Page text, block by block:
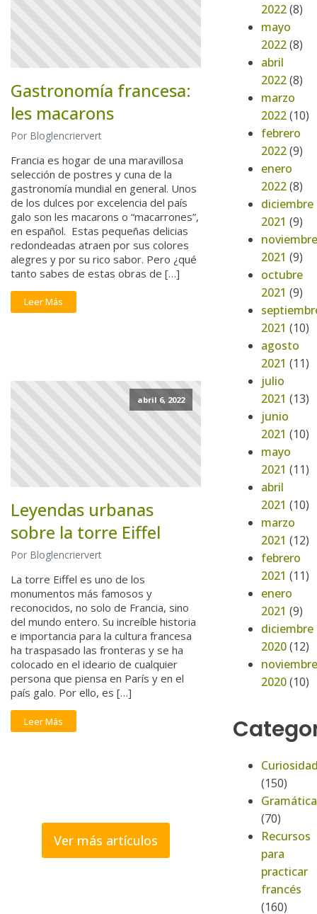
Gastronomía francesa:
les macarons
Por Bloglencriervert
Francia es hogar de una maravillosa
selección de postres y cuna de la
gastronomía mundial en general. Unos
de los dulces por excelencia del país
galo son les macarons o “macarrones”,
en español. Estas pequeñas delicias
redondeadas atraen por sus colores
alegres y por su rico sabor. Pero ¿qué
tanto sabes de estas obras de […]
Leer Más
abril 6, 2022
Leyendas urbanas
sobre la torre Eiffel
Por Bloglencriervert
La torre Eiffel es uno de los
monumentos más famosos y
reconocidos, no solo de Francia, sino
del mundo entero. Su increíble historia
e importancia para la cultura francesa
ha traspasado las fronteras y se ha
colocado en el ideario de cualquier
persona que piensa en París y en el
país galo. Por ello, es […]
Leer Más
Ver más artículos
2022(8)
mayo
2022(8)
abril
2022(8)
marzo
2022(10)
febrero
2022(9)
enero
2022(8)
diciembre
2021 (9)
noviembre
2021 (9)
octubre
2021 (9)
2021 (10)
agosto
2021 (11)
julio
2021 (13)
junio
2021 (10)
mayo
2021 (11)
abril
2021 (10)
marzo
2021 (12)
febrero
2021 (11)
enero
2021 (9)
diciembre
2020(12)
noviembre
2020(10)
(150)
Gramática
(70)
Recursos
para
practicar
francés
(160)